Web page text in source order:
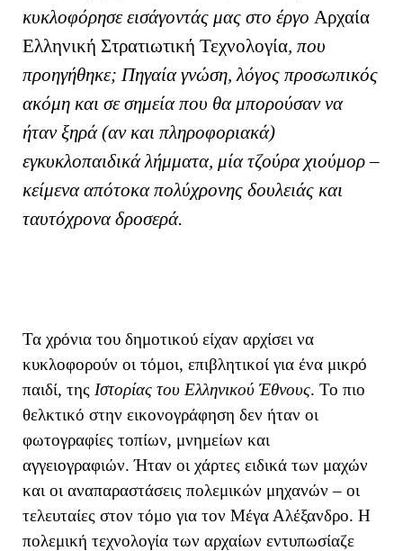
κυκλοφόρησε εισάγοντάς μας στο έργο Αρχαία
Ελληνική Στρατιωτική Τεχνολογία, που
προηγήθηκε; Πηγαία γνώση, λόγος προσωπικός
ακόμη και σε σημεία που θα μπορούσαν να
ήταν ξηρά (αν και πληροφοριακά)
εγκυκλοπαιδικά λήμματα, μία τζούρα χιούμορ –
κείμενα απότοκα πολύχρονης δουλειάς και
ταυτόχρονα δροσερά.
Τα χρόνια του δημοτικού είχαν αρχίσει να
κυκλοφορούν οι τόμοι, επιβλητικοί για ένα μικρό
παιδί, της Ιστορίας του Ελληνικού Έθνους. Το πιο
θελκτικό στην εικονογράφηση δεν ήταν οι
φωτογραφίες τοπίων, μνημείων και
αγγειογραφιών. Ήταν οι χάρτες ειδικά των μαχών
και οι αναπαραστάσεις πολεμικών μηχανών – οι
τελευταίες στον τόμο για τον Μέγα Αλέξανδρο. Η
πολεμική τεχνολογία των αρχαίων εντυπωσίαζε